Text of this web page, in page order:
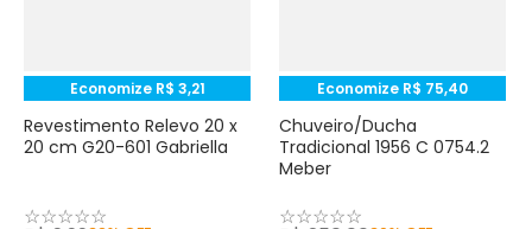
Economize R$ 3,21
Revestimento Relevo 20 x
20 cm G20-601 Gabriella
☆☆☆☆☆
Economize R$ 75,40
Chuveiro/Ducha
Tradicional 1956 C 0754.2
Meber
☆☆☆☆☆